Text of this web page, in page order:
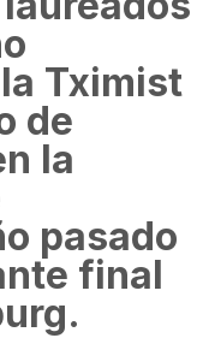
Tximist
de
la
pasado
final